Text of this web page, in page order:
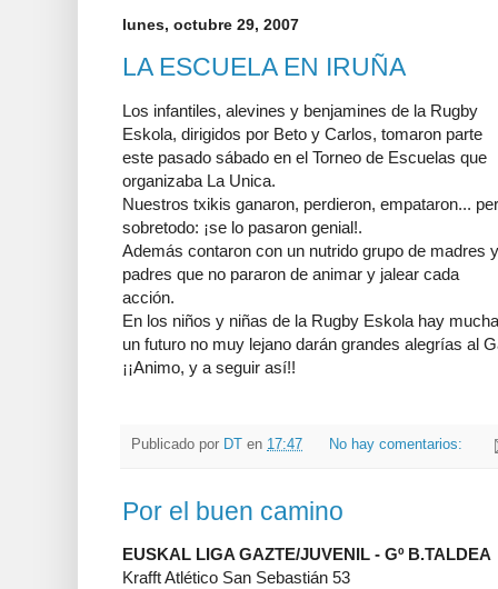
lunes, octubre 29, 2007
LA ESCUELA EN IRUÑA
Los infantiles, alevines y benjamines de la Rugby
Eskola, dirigidos por Beto y Carlos, tomaron parte
este pasado sábado en el Torneo de Escuelas que
organizaba La Unica.
Nuestros txikis ganaron, perdieron, empataron...
sobretodo: ¡se lo pasaron genial!.
Además contaron con un nutrido grupo de madres y
padres que no pararon de animar y jalear cada
acción.
En los niños y niñas de la Rugby Eskola hay
un futuro no muy lejano darán grandes alegrías al
¡¡Animo, y a seguir así!!
Publicado por DT en 17:47 No hay comentarios:
Por el buen camino
EUSKAL LIGA GAZTE/JUVENIL - Gº B.TALDEA
Krafft Atlético San Sebastián 53